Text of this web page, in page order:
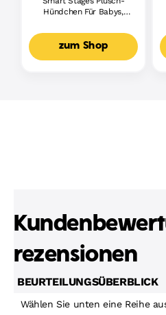
Hündchen Für Babys,
Lernspielzeug,
Mehrsprachige Version
zum Shop